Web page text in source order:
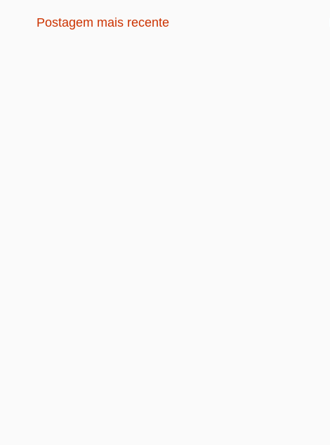
Postagem mais recente